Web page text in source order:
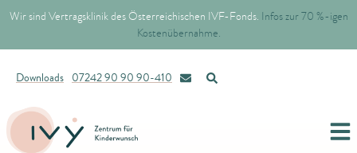
Wir sind Vertragsklinik des Österreichischen IVF-Fonds. Infos zur 70 %-igen
Kostenübernahme.
Downloads 07242 90 90 90-410